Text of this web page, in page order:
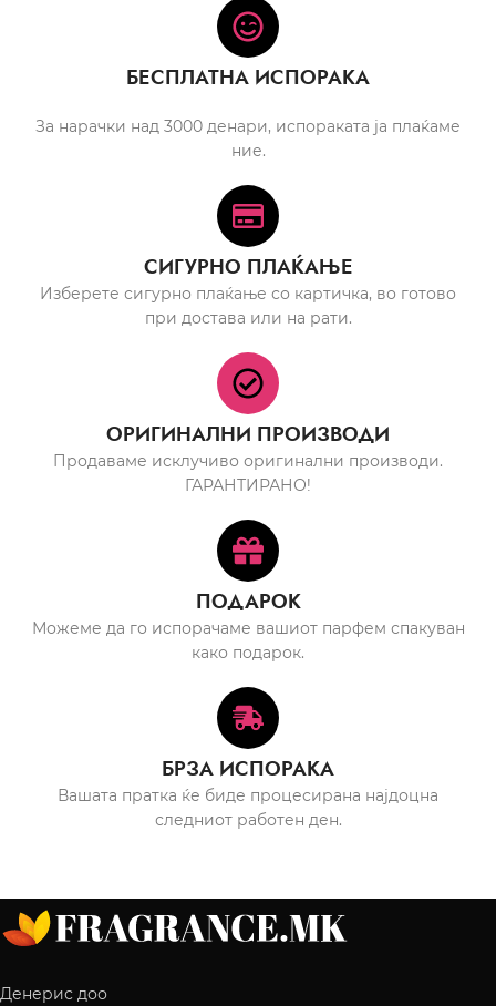
БЕСПЛАТНА ИСПОРАКА
За нарачки над 3000 денари, испораката ја плаќаме
ние.
СИГУРНО ПЛАЌАЊЕ
Изберете сигурно плаќање со картичка, во готово
при достава или на рати.
ОРИГИНАЛНИ ПРОИЗВОДИ
Продаваме исклучиво оригинални производи.
ГАРАНТИРАНО!
ПОДАРОК
Можеме да го испорачаме вашиот парфем спакуван
како подарок.
БРЗА ИСПОРАКА
Вашата пратка ќе биде процесирана најдоцна
следниот работен ден.
Денерис доо